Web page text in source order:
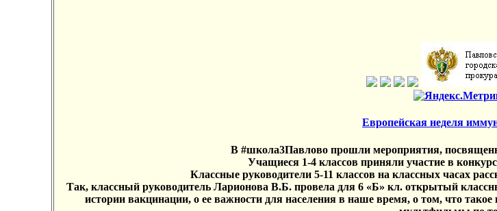
Европейская неделя
В #школа3Павлово прошли мероприятия,
Учащиеся 1-4 классов приняли участие в
Классные руководители 5-11 классов на классных часах
Так, классный руководитель Ларионова В.Б. провела для 6 «Б» кл. открытый
истории вакцинации, о ее важности для населения в наше время, о том, что